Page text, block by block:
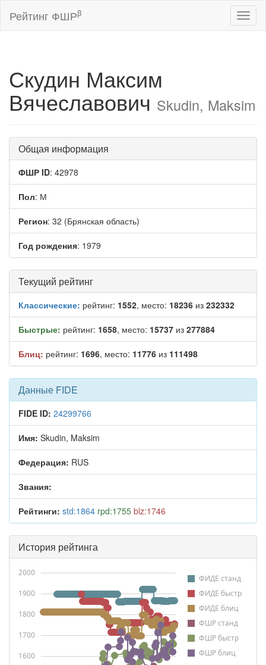
Рейтинг ФШРβ
Скудин Максим
Вячеславович Skudin, Maksim
Общая информация
ФШР ID: 42978
Пол: М
Регион: 32 (Брянская область)
Год рождения: 1979
Текущий рейтинг
Классические: рейтинг: 1552, место: 18236 из 232332
Быстрые: рейтинг: 1658, место: 15737 из 277884
Блиц: рейтинг: 1696, место: 11776 из 111498
Данные FIDE
FIDE ID: 24299766
Имя: Skudin, Maksim
Федерация: RUS
Звания:
Рейтинги: std:1864 rpd:1755 blz:1746
История рейтинга
ФИДЕ станд
ФИДЕ быстр
ФИДЕ блиц
ФШР станд
ФШР быстр
ФШР блиц
1600
1700
1800
1900
2000